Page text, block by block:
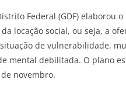
Federal (GDF) elaborou
locação social, ou seja, a
de vulnerabilidade,
mental debilitada. O plano
novembro.